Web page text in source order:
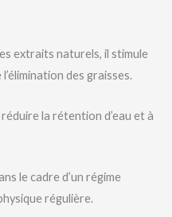
extraits naturels, il stimule
des graisses.
réduire la rétention d’eau et à
le cadre d’un régime
régulière.